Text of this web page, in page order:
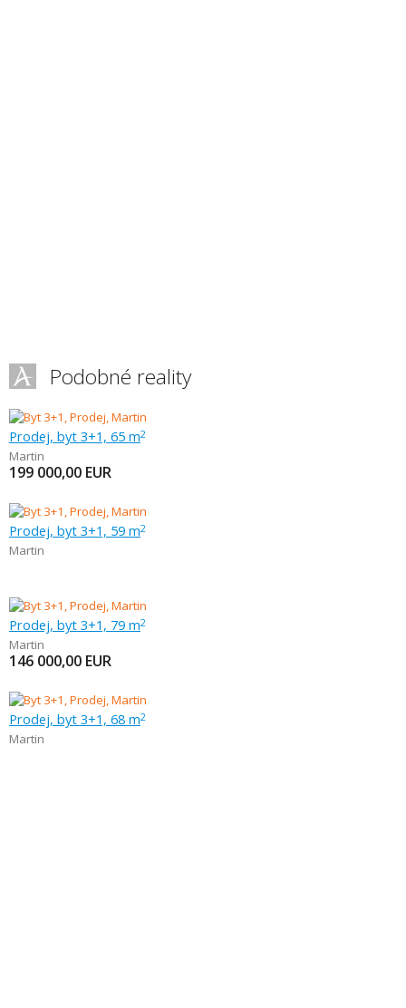
Podobné reality
Prodej, byt 3+1, 65 m2
Martin
199 000,00 EUR
Prodej, byt 3+1, 59 m2
Martin
Prodej, byt 3+1, 79 m2
Martin
146 000,00 EUR
Prodej, byt 3+1, 68 m2
Martin